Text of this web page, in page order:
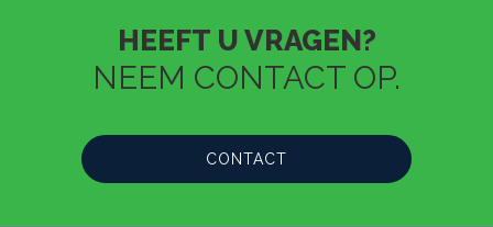
HEEFT U VRAGEN?
NEEM CONTACT OP.
CONTACT